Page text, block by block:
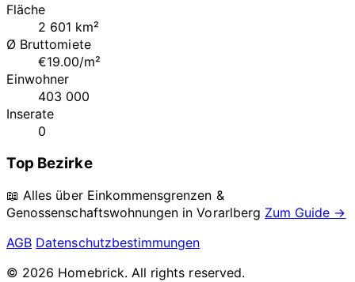
Fläche
2 601 km²
Ø Bruttomiete
€19.00/m²
Einwohner
403 000
Inserate
0
Top Bezirke
📖 Alles über Einkommensgrenzen &
Genossenschaftswohnungen inVorarlberg Zum Guide →
AGB Datenschutzbestimmungen
© 2026 Homebrick. All rights reserved.